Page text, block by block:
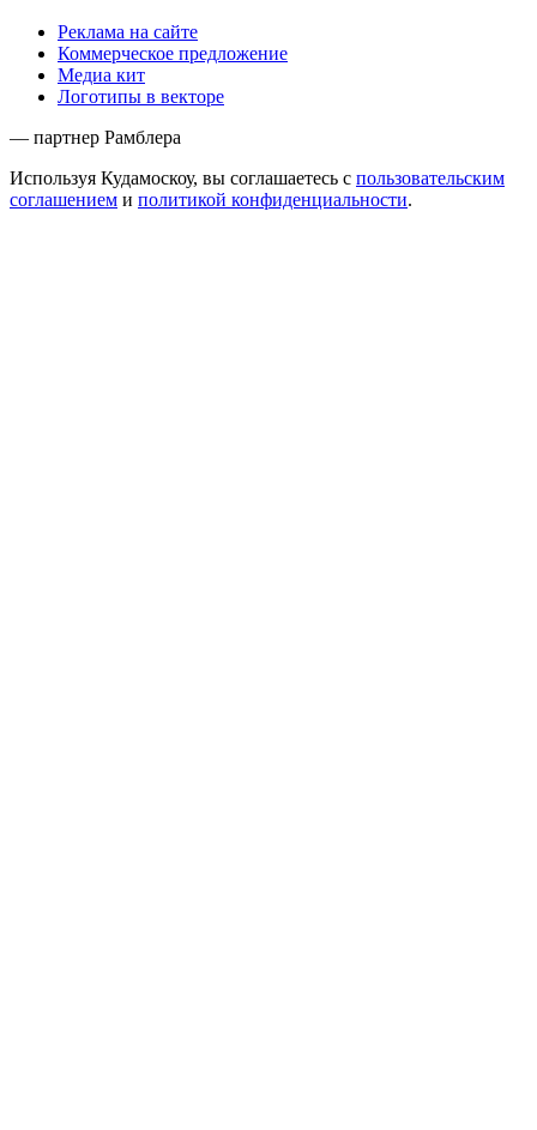
Реклама на сайте
Коммерческое предложение
Медиа кит
Логотипы в векторе
— партнер Рамблера
Используя Кудамоскоу, вы соглашаетесь с пользовательским
соглашением и политикой конфиденциальности.